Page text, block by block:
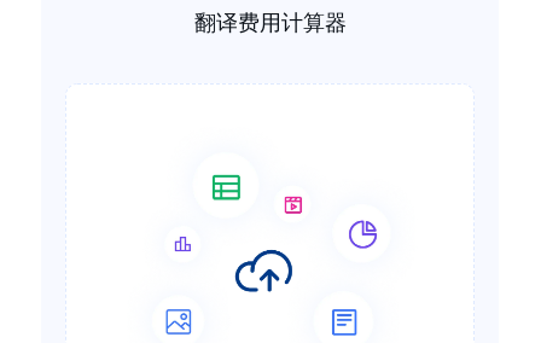
翻译费用计算器